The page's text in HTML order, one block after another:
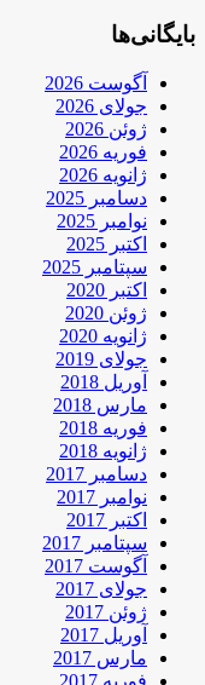
بایگانی‌ها
آگوست 2026
جولای 2026
ژوئن 2026
فوریه 2026
ژانویه 2026
دسامبر 2025
نوامبر 2025
اکتبر 2025
سپتامبر 2025
اکتبر 2020
ژوئن 2020
ژانویه 2020
جولای 2019
آوریل 2018
مارس 2018
فوریه 2018
ژانویه 2018
دسامبر 2017
نوامبر 2017
اکتبر 2017
سپتامبر 2017
آگوست 2017
جولای 2017
ژوئن 2017
آوریل 2017
مارس 2017
فوریه 2017